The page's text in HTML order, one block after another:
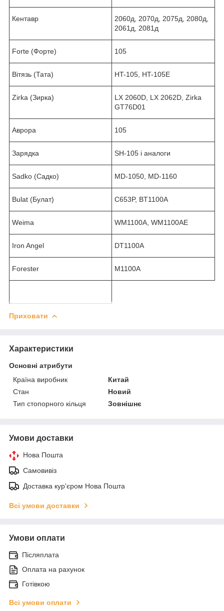
Кентавр
2060д, 2070д, 2075д, 2080д,
2061д, 2081д
Forte (Форте) 105
Вітязь (Тата) HT-105, HT-105E
Zirka (Зирка)
LX 2060D, LX 2062D, Zirka
GT76D01
Аврора 105
Зарядка SH-105 і аналоги
Sadko (Садко) MD-1050, MD-1160
Bulat (Булат) C653P, BT1100A
Weima WM1100A, WM1100AE
Iron Angel DT1100A
Forester M1100A
Приховати
Характеристики
Основні атрибути
Країна виробник
Китай
Стан
Новий
Тип стопорного кільця
Зовнішнє
Умови доставки
Нова Пошта
Самовивіз
Доставка кур'єром Нова Пошта
Всі умови доставки
Умови оплати
Післяплата
Оплата на рахунок
Готівкою
Всі умови оплати